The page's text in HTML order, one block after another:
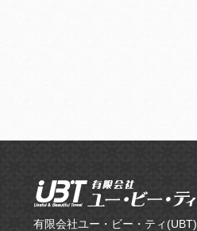
有限会社ユー・ビー・ティ(UBT)